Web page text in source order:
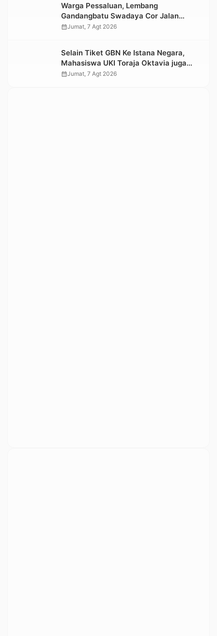
Warga Pessaluan, Lembang
Gandangbatu Swadaya Cor Jalan
Kabupaten
calendar_monthJumat, 7 Agt 2026
Selain Tiket GBN Ke Istana Negara,
Mahasiswa UKI Toraja Oktavia juga
Lolos ke Pekan Seni Mahasiswa
calendar_monthJumat, 7 Agt 2026